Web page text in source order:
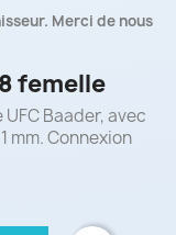
Merci de nous
femelle
Baader, avec
mm. Connexion